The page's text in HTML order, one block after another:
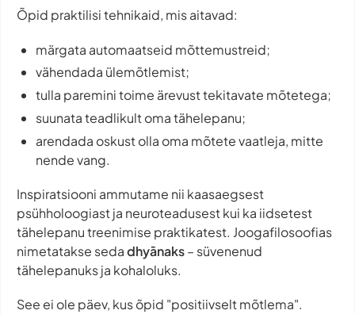
Õpid praktilisi tehnikaid, mis aitavad:
märgata automaatseid mõttemustreid;
vähendada ülemõtlemist;
tulla paremini toime ärevust tekitavate mõtetega;
suunata teadlikult oma tähelepanu;
arendada oskust olla oma mõtete vaatleja, mitte
nende vang.
Inspiratsiooni ammutame nii kaasaegsest
psühholoogiast ja neuroteadusest kui ka iidsetest
tähelepanu treenimise praktikatest. Joogafilosoofias
nimetatakse sedadhyānaks– süvenenud
tähelepanuks ja kohaloluks.
See ei ole päev, kus õpid "positiivselt mõtlema".